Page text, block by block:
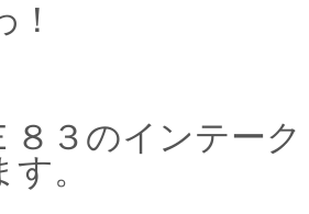
８３のインテー
。